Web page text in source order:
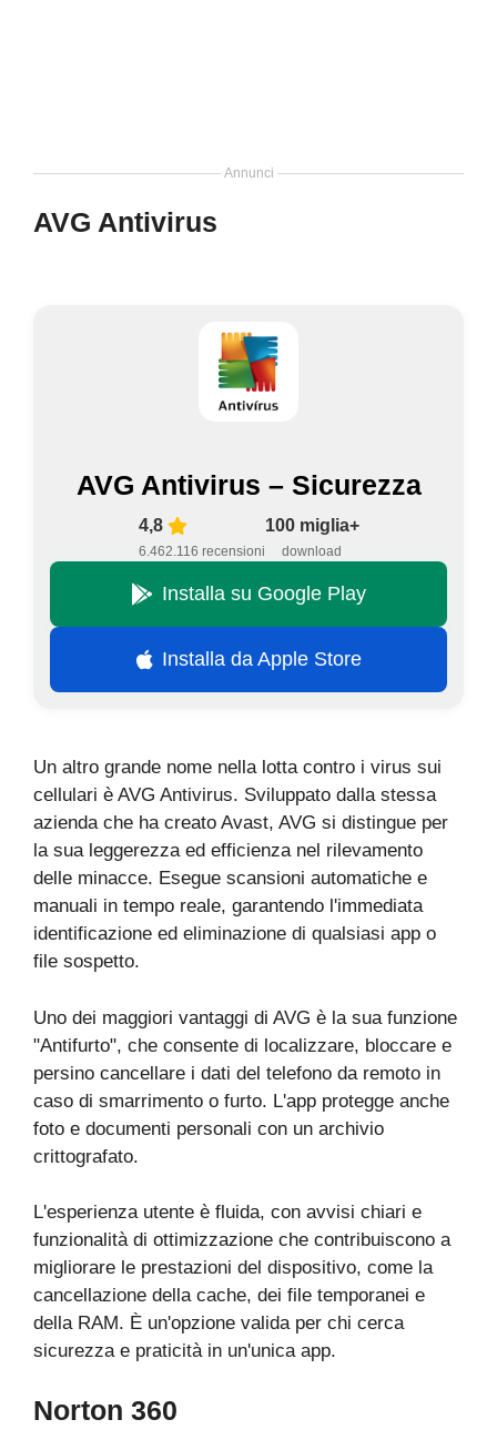
Annunci
AVG Antivirus
AVG Antivirus – Sicurezza
4,8
6.462.116 recensioni
100 miglia+
download
Installa su Google Play
Installa da Apple Store
Un altro grande nome nella lotta contro i virus sui
cellulari è AVG Antivirus. Sviluppato dalla stessa
azienda che ha creato Avast, AVG si distingue per
la sua leggerezza ed efficienza nel rilevamento
delle minacce. Esegue scansioni automatiche e
manuali in tempo reale, garantendo l'immediata
identificazione ed eliminazione di qualsiasi app o
file sospetto.
Uno dei maggiori vantaggi di AVG è la sua funzione
"Antifurto", che consente di localizzare, bloccare e
persino cancellare i dati del telefono da remoto in
caso di smarrimento o furto. L'app protegge anche
foto e documenti personali con un archivio
crittografato.
L'esperienza utente è fluida, con avvisi chiari e
funzionalità di ottimizzazione che contribuiscono a
migliorare le prestazioni del dispositivo, come la
cancellazione della cache, dei file temporanei e
della RAM. È un'opzione valida per chi cerca
sicurezza e praticità in un'unica app.
Norton 360